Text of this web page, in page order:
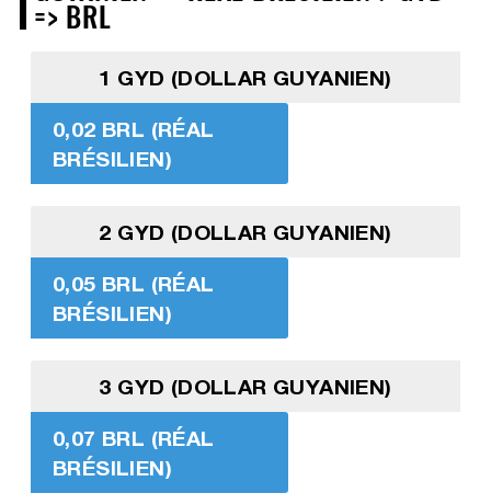
=> BRL
1 GYD (DOLLAR GUYANIEN)
0,02 BRL (RÉAL
BRÉSILIEN)
2 GYD (DOLLAR GUYANIEN)
0,05 BRL (RÉAL
BRÉSILIEN)
3 GYD (DOLLAR GUYANIEN)
0,07 BRL (RÉAL
BRÉSILIEN)